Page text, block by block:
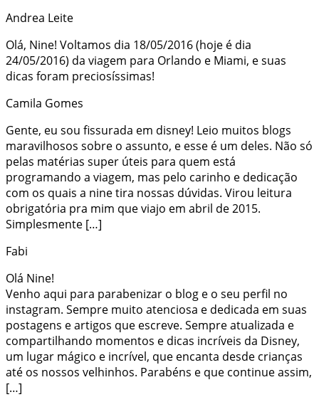
Andrea Leite
Olá, Nine! Voltamos dia 18/05/2016 (hoje é dia
24/05/2016) da viagem para Orlando e Miami, e suas
dicas foram preciosíssimas!
Camila Gomes
Gente, eu sou fissurada em disney! Leio muitos blogs
maravilhosos sobre o assunto, e esse é um deles. Não só
pelas matérias super úteis para quem está
programando a viagem, mas pelo carinho e dedicação
com os quais a nine tira nossas dúvidas. Virou leitura
obrigatória pra mim que viajo em abril de 2015.
Simplesmente […]
Fabi
Olá Nine!
Venho aqui para parabenizar o blog e o seu perfil no
instagram. Sempre muito atenciosa e dedicada em suas
postagens e artigos que escreve. Sempre atualizada e
compartilhando momentos e dicas incríveis da Disney,
um lugar mágico e incrível, que encanta desde crianças
até os nossos velhinhos. Parabéns e que continue assim,
[…]